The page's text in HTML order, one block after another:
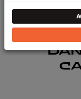
Carrosserie